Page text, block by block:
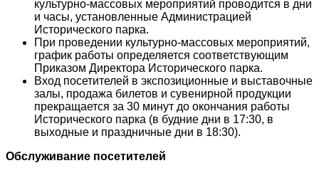
культурно-массовых мероприятий проводится в дни
и часы, установленные Администрацией
Исторического парка.
При проведении культурно-массовых мероприятий,
график работы определяется соответствующим
Приказом Директора Исторического парка.
Вход посетителей в экспозиционные и выставочные
залы, продажа билетов и сувенирной продукции
прекращается за 30 минут до окончания работы
Исторического парка (в будние дни в 17:30, в
выходные и праздничные дни в 18:30).
Обслуживание посетителей